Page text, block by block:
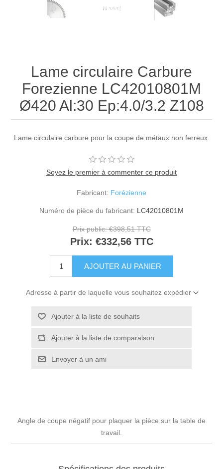
Lame circulaire Carbure
Forezienne LC42010801M
Ø420 Al:30 Ep:4.0/3.2 Z108
Lame circulaire carbure pour la coupe de métaux non ferreux.
Soyez le premier à commenter ce produit
Fabricant: Forézienne
Numéro de pièce du fabricant: LC42010801M
Prix public: €398,51 TTC
Prix: €332,56 TTC
Adresse à partir de laquelle vous souhaitez expédier
Angle de coupe négatif pour plaquer la pièce sur la table de
travail.